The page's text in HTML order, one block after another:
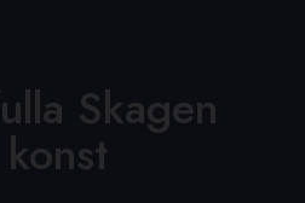
Skagen